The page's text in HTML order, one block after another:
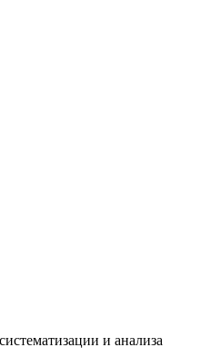
и анализа